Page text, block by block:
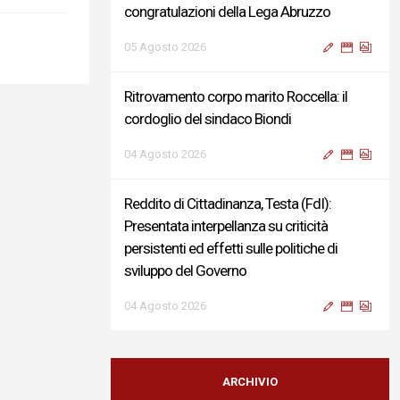
congratulazioni della Lega Abruzzo
05 Agosto 2026
Ritrovamento corpo marito Roccella: il
cordoglio del sindaco Biondi
04 Agosto 2026
Reddito di Cittadinanza, Testa (FdI):
Presentata interpellanza su criticità
persistenti ed effetti sulle politiche di
sviluppo del Governo
04 Agosto 2026
Sigismondi, Liris e Testa: “Profondo
cordoglio e vicinanza al Ministro Roccella e
ARCHIVIO